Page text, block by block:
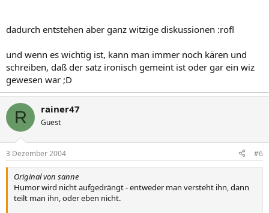
dadurch entstehen aber ganz witzige diskussionen :rofl
und wenn es wichtig ist, kann man immer noch kären und
schreiben, daß der satz ironisch gemeint ist oder gar ein wiz
gewesen war ;D
R rainer47
Guest
3 Dezember 2004 #6
Original von sanne
Humor wird nicht aufgedrängt - entweder man versteht ihn, dann
teilt man ihn, oder eben nicht.